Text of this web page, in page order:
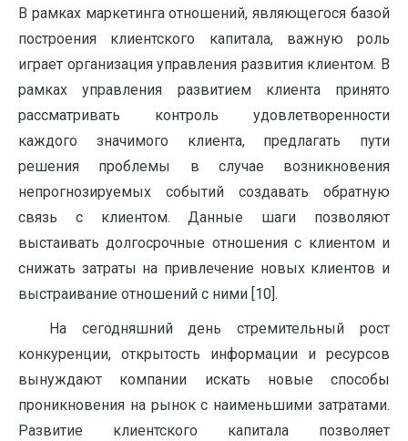
В рамках маркетинга отношений, являющегося базой
построения клиентского капитала, важную роль
играет организация управления развития клиентом. В
рамках управления развитием клиента принято
рассматривать контроль удовлетворенности
каждого значимого клиента, предлагать пути
решения проблемы в случае возникновения
непрогнозируемых событий создавать обратную
связь с клиентом. Данные шаги позволяют
выстаивать долгосрочные отношения с клиентом и
снижать затраты на привлечение новых клиентов и
выстраивание отношений с ними [10].
На сегодняшний день стремительный рост
конкуренции, открытость информации и ресурсов
вынуждают компании искать новые способы
проникновения на рынок с наименьшими затратами.
Развитие клиентского капитала позволяет